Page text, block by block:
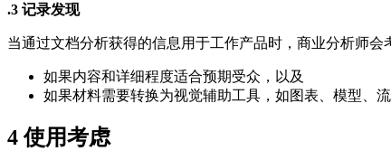
.3 记录发现
当通过文档分析获得的信息用于工作产品时，商业分析师会
如果内容和详细程度适合预期受众，以及
如果材料需要转换为视觉辅助工具，如图表、模型、
4使用考虑